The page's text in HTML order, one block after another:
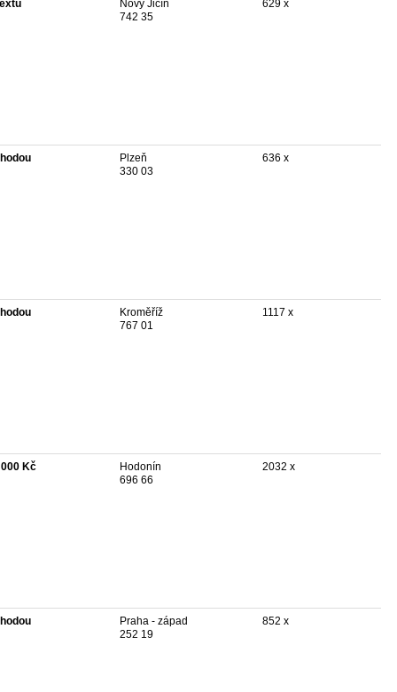
Nový Jičín
742 35
629 x
Plzeň
330 03
636 x
Kroměříž
767 01
1117 x
Kč
Hodonín
696 66
2032 x
Praha - západ
252 19
852 x